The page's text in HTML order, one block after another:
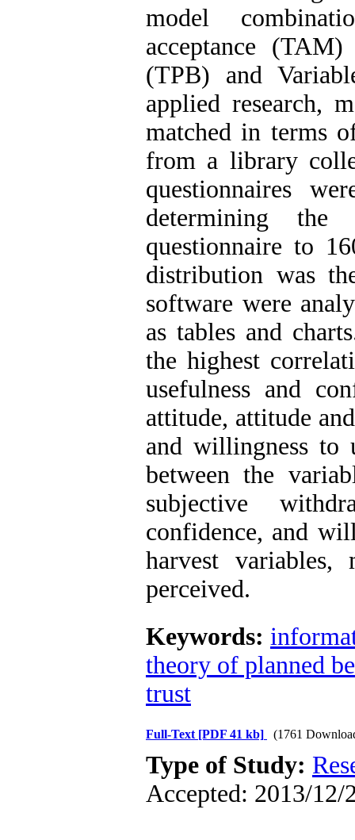
model
acceptance
(TPB) and
applied research,
matched in terms
from a library
questionnaires
determining
questionnaire to
distribution was
software were
as tables and
the highest
usefulness and
attitude, attitude
and willingness to
between the
subjective
confidence, and
harvest
perceived.
Keywords:
theory of planned
trust
Full-Text [PDF 41 kb] (1761
Type of Study:
Accepted: 2013/12/